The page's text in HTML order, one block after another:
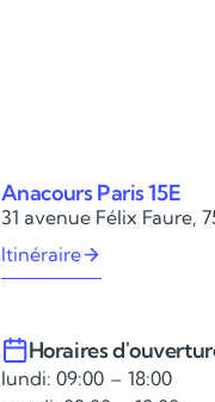
Anacours Paris 15E
31 avenue Félix Faure,
Itinéraire
Horaires
lundi: 09:00 – 18:00